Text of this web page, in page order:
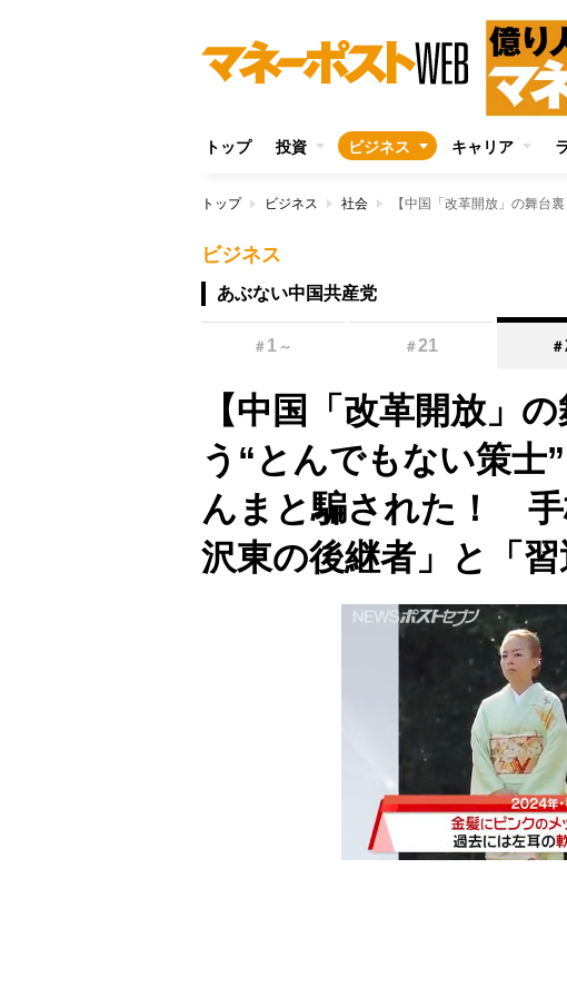
トップ 投資 ビジネス キャリア
トップ ビジネス 社会
ビジネス
あぶない中国共産党
＃ 1 ～ ＃21 ＃
【中国「改革開放」
う“とんでもない策士
んまと騙された！ 手
沢東の後継者」と「習